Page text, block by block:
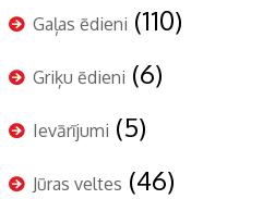
Gaļas ēdieni (110)
Griķu ēdieni (6)
Ievārījumi (5)
Jūras veltes (46)